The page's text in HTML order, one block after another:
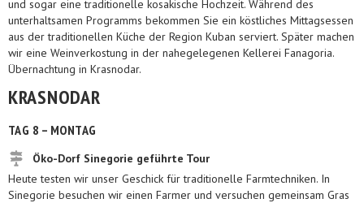
und sogar eine traditionelle kosakische Hochzeit. Während des
unterhaltsamen Programms bekommen Sie ein köstliches Mittagsessen
aus der traditionellen Küche der Region Kuban serviert. Später machen
wir eine Weinverkostung in der nahegelegenen Kellerei Fanagoria.
Übernachtung in Krasnodar.
KRASNODAR
TAG 8 – MONTAG
Öko-Dorf Sinegorie geführte Tour
Heute testen wir unser Geschick für traditionelle Farmtechniken. In
Sinegorie besuchen wir einen Farmer und versuchen gemeinsam Gras